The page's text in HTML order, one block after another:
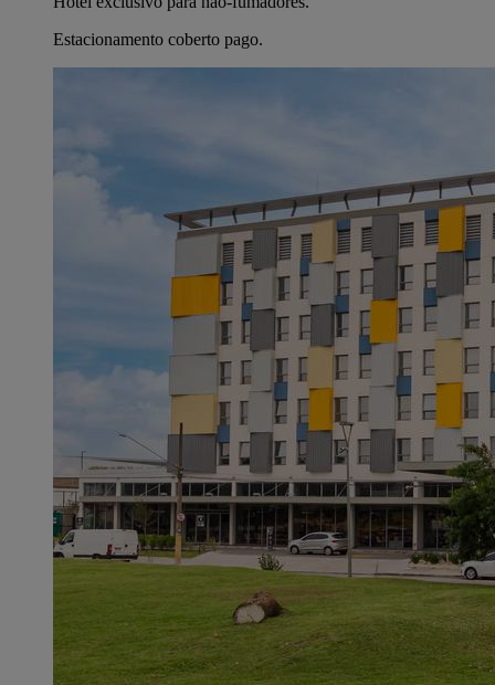
Estacionamento coberto pago.